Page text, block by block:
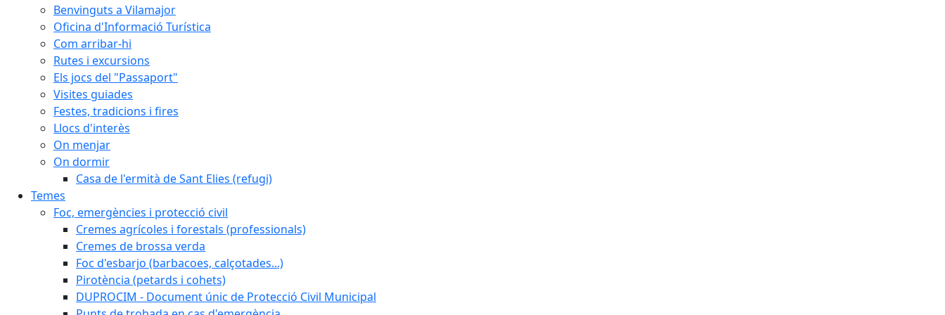
Benvinguts a Vilamajor
Oficina d'Informació Turística
Com arribar-hi
Rutes i excursions
Els jocs del "Passaport"
Visites guiades
Festes, tradicions i fires
Llocs d'interès
On menjar
On dormir
Casa de l'ermità de Sant Elies (refugi)
Temes
Foc, emergències i protecció civil
Cremes agrícoles i forestals (professionals)
Cremes de brossa verda
Foc d'esbarjo (barbacoes, calçotades...)
Pirotència (petards i cohets)
DUPROCIM - Document únic de Protecció Civil Municipal